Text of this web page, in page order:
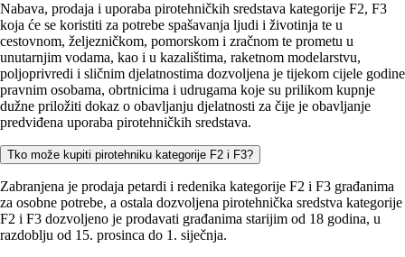
Nabava, prodaja i uporaba pirotehničkih sredstava kategorije F2, F3
koja će se koristiti za potrebe spašavanja ljudi i životinja te u
cestovnom, željezničkom, pomorskom i zračnom te prometu u
unutarnjim vodama, kao i u kazalištima, raketnom modelarstvu,
poljoprivredi i sličnim djelatnostima dozvoljena je tijekom cijele godine
pravnim osobama, obrtnicima i udrugama koje su prilikom kupnje
dužne priložiti dokaz o obavljanju djelatnosti za čije je obavljanje
predviđena uporaba pirotehničkih sredstava.
Tko može kupiti pirotehniku kategorije F2 i F3?
Zabranjena je prodaja petardi i redenika kategorije F2 i F3 građanima
za osobne potrebe, a ostala dozvoljena pirotehnička sredstva kategorije
F2 i F3 dozvoljeno je prodavati građanima starijim od 18 godina, u
razdoblju od 15. prosinca do 1. siječnja.